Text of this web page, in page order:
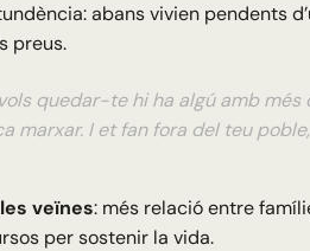
abans vivien pendents
preus.
quedar-te hi ha algú amb
marxar. I et fan fora del teu
veïnes: més relació entre
per sostenir la vida.